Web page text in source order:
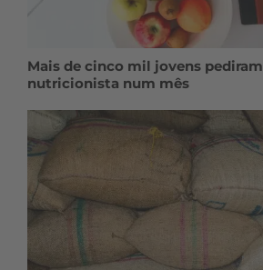
Mais de cinco mil jovens
nutricionista num mês